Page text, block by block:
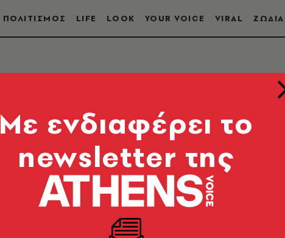
ΠΟΛΙΤΙΣΜΟΣ LIFE LOOK YOUR VOICE VIRAL ΖΩΔΙΑ
Mε ενδιαφέρει το
newsletter της